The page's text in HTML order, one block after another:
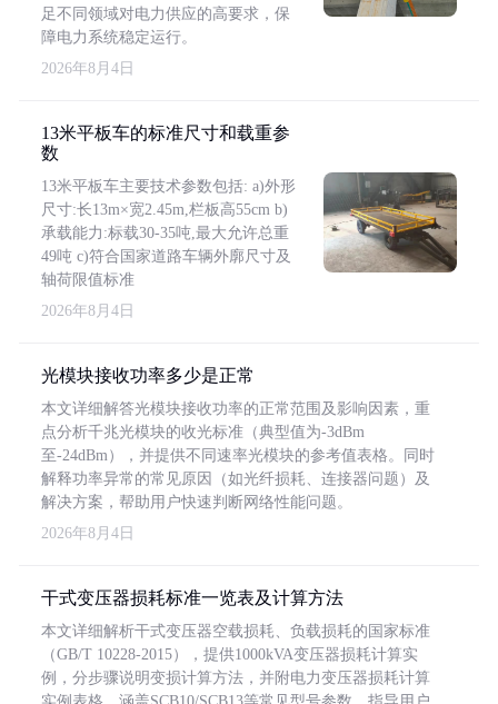
足不同领域对电力供应的高要求，保
障电力系统稳定运行。
2026年8月4日
13米平板车的标准尺寸和载重参
数
13米平板车主要技术参数包括: a)外形
尺寸:长13m×宽2.45m,栏板高55cm b)
承载能力:标载30-35吨,最大允许总重
49吨 c)符合国家道路车辆外廓尺寸及
轴荷限值标准
2026年8月4日
光模块接收功率多少是正常
本文详细解答光模块接收功率的正常范围及影响因素，重
点分析千兆光模块的收光标准（典型值为-3dBm
至-24dBm），并提供不同速率光模块的参考值表格。同时
解释功率异常的常见原因（如光纤损耗、连接器问题）及
解决方案，帮助用户快速判断网络性能问题。
2026年8月4日
干式变压器损耗标准一览表及计算方法
本文详细解析干式变压器空载损耗、负载损耗的国家标准
（GB/T 10228-2015），提供1000kVA变压器损耗计算实
例，分步骤说明变损计算方法，并附电力变压器损耗计算